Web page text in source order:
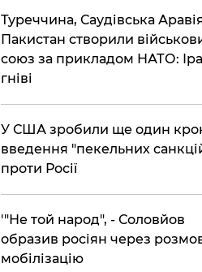
​Туреччина, Саудівська
Пакистан створили
союз за прикладом НАТО:
гніві
​У США зробили ще один
введення "пекельних
проти Росії
​'"Не той народ", - Соловйов
образив росіян через
мобілізацію